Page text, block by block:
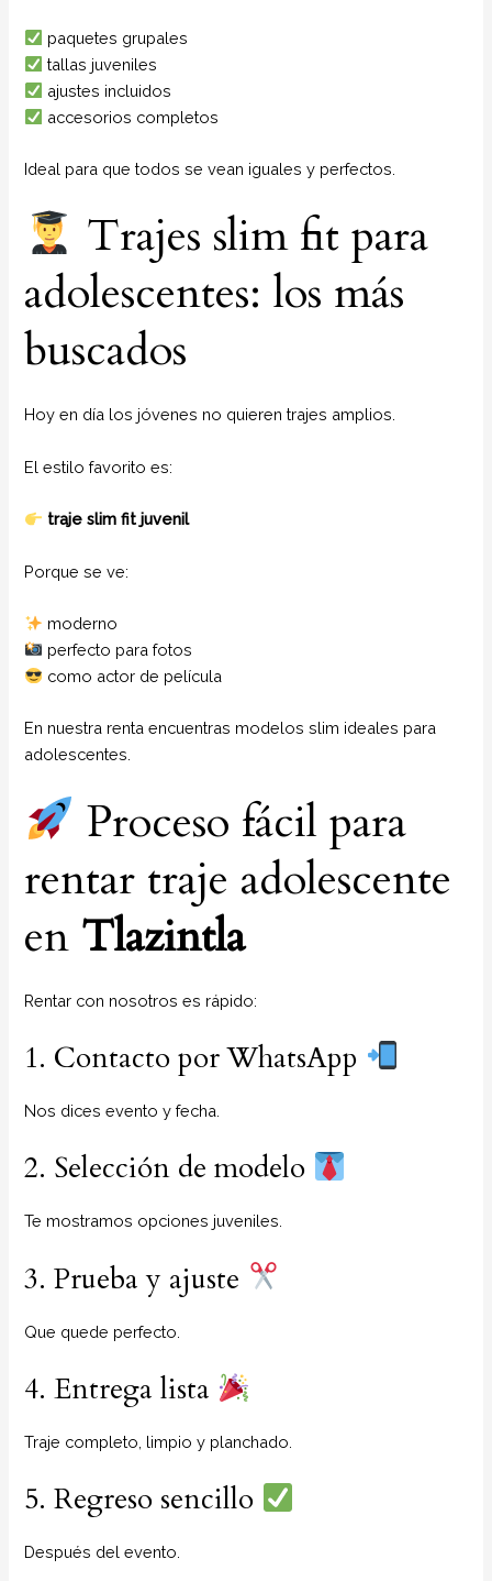
paquetes grupales
tallas juveniles
ajustes incluidos
accesorios completos
Ideal para que todos se vean iguales y perfectos.
Trajes slim fit para
adolescentes: los más
buscados
Hoy en día los jóvenes no quieren trajes amplios.
El estilo favorito es:
traje slim fit juvenil
Porque se ve:
moderno
perfecto para fotos
como actor de película
En nuestra renta encuentras modelos slim ideales para
adolescentes.
Proceso fácil para
rentar traje adolescente
en Tlazintla
Rentar con nosotros es rápido:
1. Contacto por WhatsApp
Nos dices evento y fecha.
2. Selección de modelo
Te mostramos opciones juveniles.
3. Prueba y ajuste
Que quede perfecto.
4. Entrega lista
Traje completo, limpio y planchado.
5. Regreso sencillo
Después del evento.